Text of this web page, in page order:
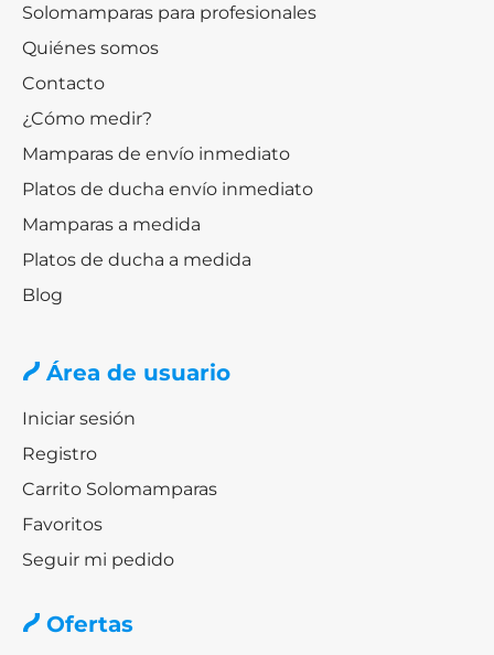
Solomamparas para profesionales
Quiénes somos
Contacto
¿Cómo medir?
Mamparas de envío inmediato
Platos de ducha envío inmediato
Mamparas a medida
Platos de ducha a medida
Blog
Área de usuario
Iniciar sesión
Registro
Carrito Solomamparas
Favoritos
Seguir mi pedido
Ofertas